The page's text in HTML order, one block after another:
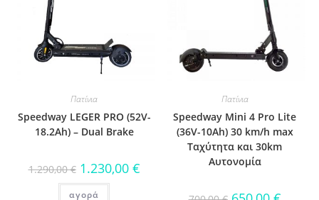
Πατίνια
Speedway LEGER PRO (52V-
18.2Ah) – Dual Brake
1.290,00€ 1.230,00 €
αγορά
Πατίνια
Speedway Mini 4 Pro Lite
(36V-10Ah) 30 km/h max
Ταχύτητα και 30km
Αυτονομία